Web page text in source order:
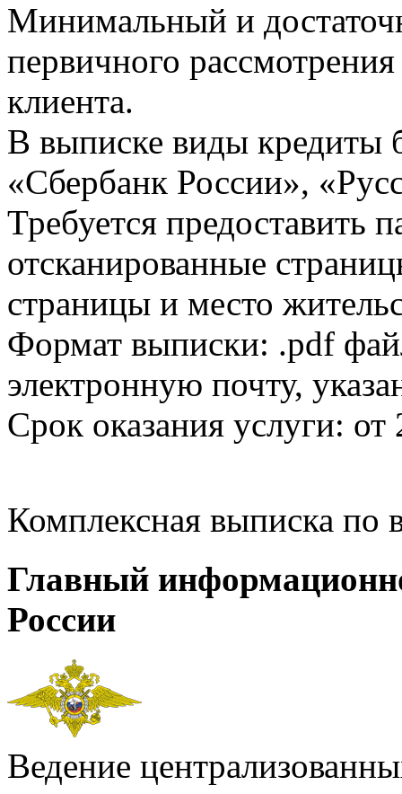
Минимальный и
первичного
клиента.
В выписке виды кредиты
«Сбербанк России»,
Требуется предоставить
отсканированные
страницы и место
Формат выписки: .pdf
электронную почту,
Срок оказания услуги: от
Комплексная выписка
Главный
России
Ведение